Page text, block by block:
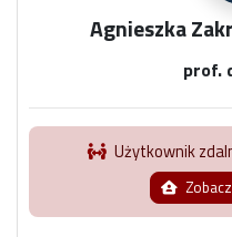
Agnieszka
prof.
Użytkownik